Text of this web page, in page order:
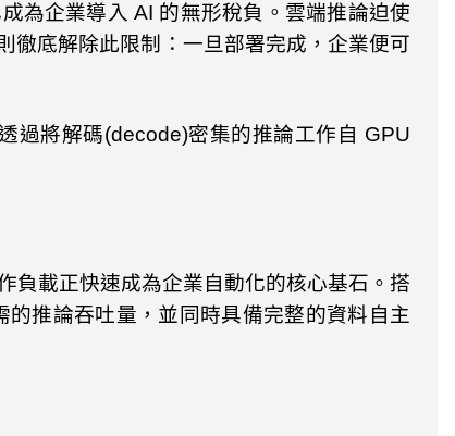
為企業導入 AI 的無形稅負。雲端推論迫使
徹底解除此限制：一旦部署完成，企業便可
過將解碼(decode)密集的推論工作自 GPU
負載正快速成為企業自動化的核心基石。搭
的推論吞吐量，並同時具備完整的資料自主